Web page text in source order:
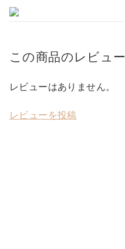
この商品のレビュー
レビューはありません。
レビューを投稿